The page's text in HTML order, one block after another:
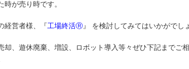
が売り時です。
経営者様、『工場終活Ⓡ』 を検討してみてはいかがでし
却、遊休廃棄、増設、ロボット導入等々ぜひ下記までご相